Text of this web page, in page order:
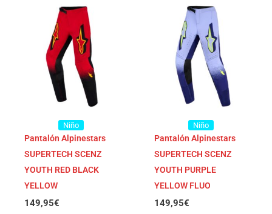
Niño
Pantalón Alpinestars
SUPERTECH SCENZ
YOUTH RED BLACK
YELLOW
149,95€
Niño
Pantalón Alpinestars
SUPERTECH SCENZ
YOUTH PURPLE
YELLOW FLUO
149,95€